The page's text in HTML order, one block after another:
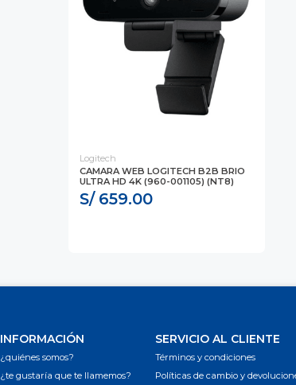
Logitech
CAMARA WEB LOGITECH B2B BRIO
ULTRA HD 4K (960-001105) (NT8)
S/ 659.00
INFORMACIÓN
¿quiénes somos?
¿te gustaría que te llamemos?
SERVICIO AL CLIENTE
Términos y condiciones
Políticas de cambio y